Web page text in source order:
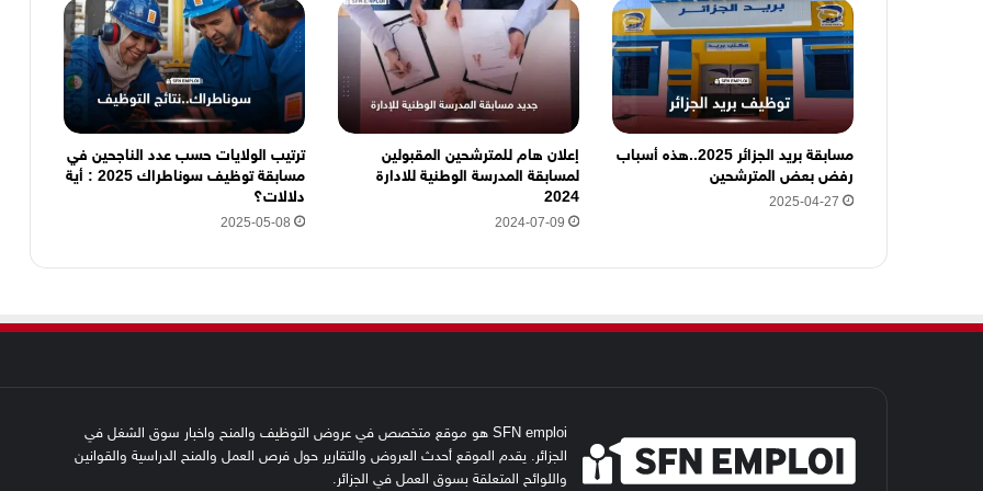
و
ن
ه
ن
مسابقة بريد الجزائر 2025..هذه أسباب
رفض بعض المترشحين
2025-04-27
إعلان هام للمترشحين المقبولين
لمسابقة المدرسة الوطنية للادارة
2024
2024-07-09
ترتيب الولايات حسب عدد الناجحين في
مسابقة توظيف سوناطراك 2025 : أية
دلالات؟
2025-05-08
SFN emploi هو موقع متخصص في عروض التوظيف والمنح واخبار سوق الشغل في
الجزائر. يقدم الموقع أحدث العروض والتقارير حول فرص العمل والمنح الدراسية والقوانين
واللوائح المتعلقة بسوق العمل في الجزائر.